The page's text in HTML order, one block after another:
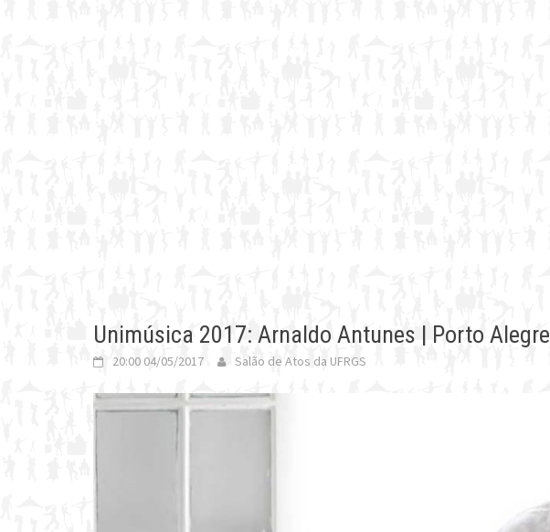
Unimúsica 2017: Arnaldo Antunes | Porto Alegre
20:00 04/05/2017 Salão de Atos da UFRGS